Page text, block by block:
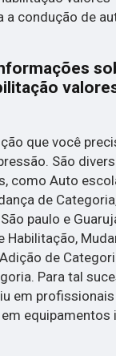
a condução de
que você
São
como Auto
de
paulo e
Habilitação,
de
Para tal
em profissionais
equipamentos